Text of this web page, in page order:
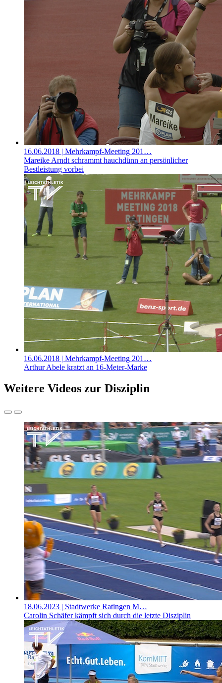
16.06.2018 | Mehrkampf-Meeting 201…
Mareike Arndt schrammt hauchdünn an persönlicher
Bestleistung vorbei
16.06.2018 | Mehrkampf-Meeting 201…
Arthur Abele kratzt an 16-Meter-Marke
Weitere Videos zur Disziplin
18.06.2023 | Stadtwerke Ratingen M…
Carolin Schäfer kämpft sich durch die letzte Disziplin